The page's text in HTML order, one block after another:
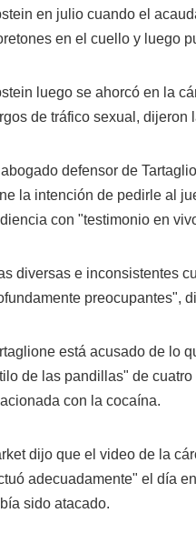
en julio cuando el
en el cuello y luego
luego se ahorcó en la
de tráfico sexual, dijeron
defensor de
la intención de pedirle al
con "testimonio en
diversas e inconsistentes
preocupantes",
está acusado de lo
de las pandillas" de
con la cocaína.
dijo que el video de la
adecuadamente" el día
sido atacado.